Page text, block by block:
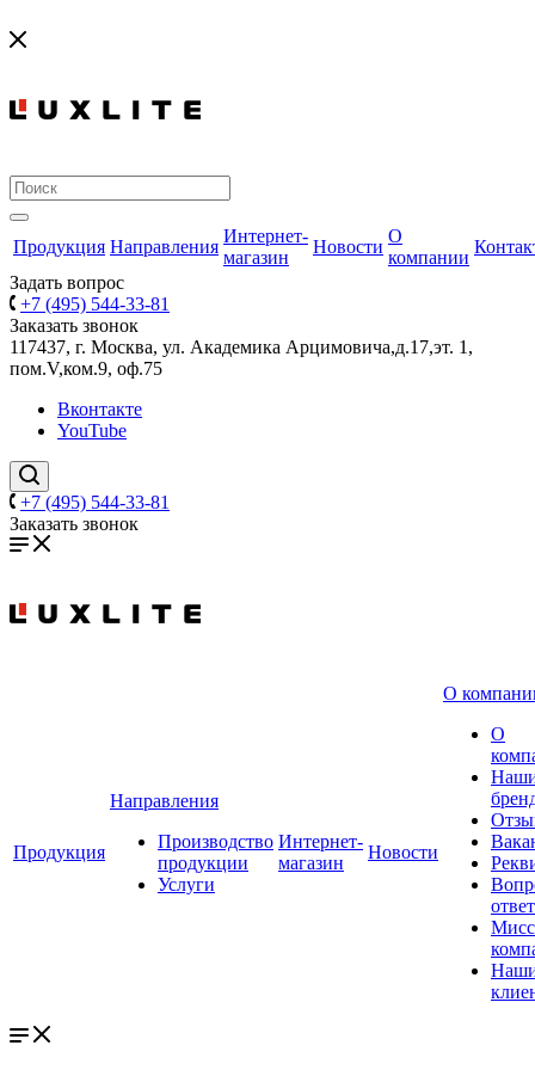
Продукция Направления
Интернет-
магазин
Новости
О
компании
Задать вопрос
+7 (495) 544-33-81
Заказать звонок
117437, г. Москва, ул. Академика Арцимовича,д.17,эт. 1,
пом.V,ком.9, оф.75
Вконтакте
YouTube
+7 (495) 544-33-81
Заказать звонок
Продукция
Направления
Производство
продукции
Услуги
Интернет-
магазин
Новости
О
О
ответ